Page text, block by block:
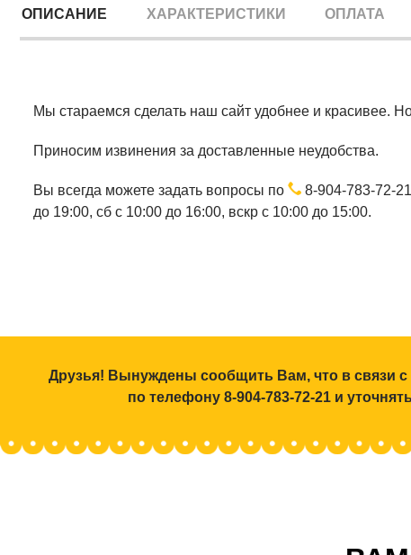
ОПИСАНИЕ ХАРАКТЕРИСТИКИ ОПЛАТА
Мы стараемся сделать наш сайт удобнее и красивее.
Приносим извинения за доставленные неудобства.
Вы всегда можете задать вопросы по 8-904-783-72-21
до 19:00, сб с 10:00 до 16:00, вскр с 10:00 до 15:00.
Друзья! Вынуждены сообщить Вам, что в связи с
по телефону 8-904-783-72-21 и